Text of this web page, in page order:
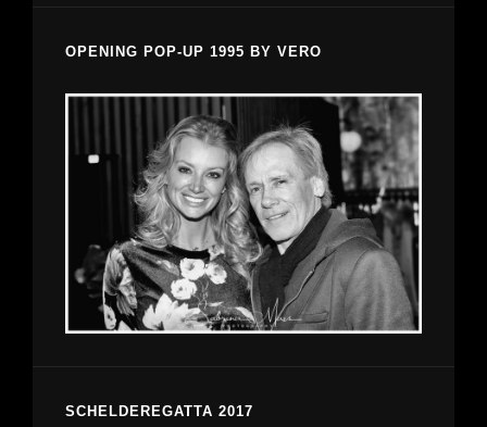
OPENING POP-UP 1995 BY VERO
SCHELDEREGATTA 2017